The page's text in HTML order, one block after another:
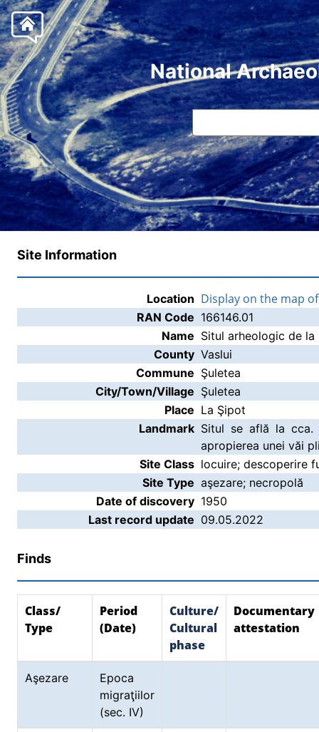
National
Site Information
Location Display on the map
RAN Code 166146.01
Name Situl arheologic de
County Vaslui
Commune Şuletea
City/Town/Village Şuletea
Place La Şipot
Landmark Situl se află la cca.
apropierea unei văi
Site Class locuire; descoperire
Site Type aşezare; necropolă
Date of discovery 1950
Last record update 09.05.2022
Finds
Class/
Type
Period
(Date)
Culture/
Cultural
phase
Documentary
attestation
Aşezare
Epoca
migraţiilor
(sec. IV)